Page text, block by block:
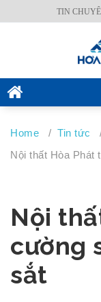
TIN
VĂN
KÉT
THẤT
CÔNG
TRÌNH
Home / Tin tức
Nội thất Hòa Phát
Nội
cường
sắt